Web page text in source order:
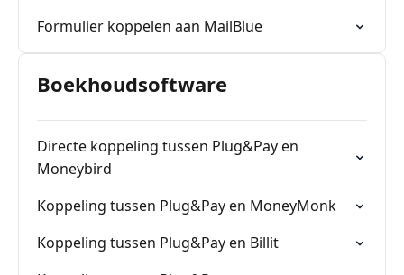
Formulier koppelen aan MailBlue
Boekhoudsoftware
Directe koppeling tussen Plug&Pay en
Moneybird
Koppeling tussen Plug&Pay en MoneyMonk
Koppeling tussen Plug&Pay en Billit